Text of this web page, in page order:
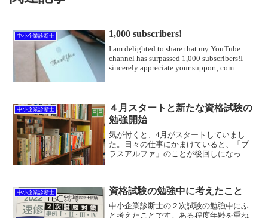
中小企業診断士 1,000 subscribers!
I am delighted to share that my YouTube
channel has surpassed 1,000 subscribers!I
sincerely appreciate your support, com...
中小企業診断士
４月スタートと新たな資格試験の
勉強開始
気が付くと、4月がスタートしていまし
た。日々の仕事にかまけていると、「プ
ラスアルファ」のことが後回しになって
格、今年３月にFP1級...
中小企業診断士 資格試験の勉強中に考えたこと
中小企業診断士の２次試験の勉強中にふ
と考えたことです。ある程度年齢を重ね